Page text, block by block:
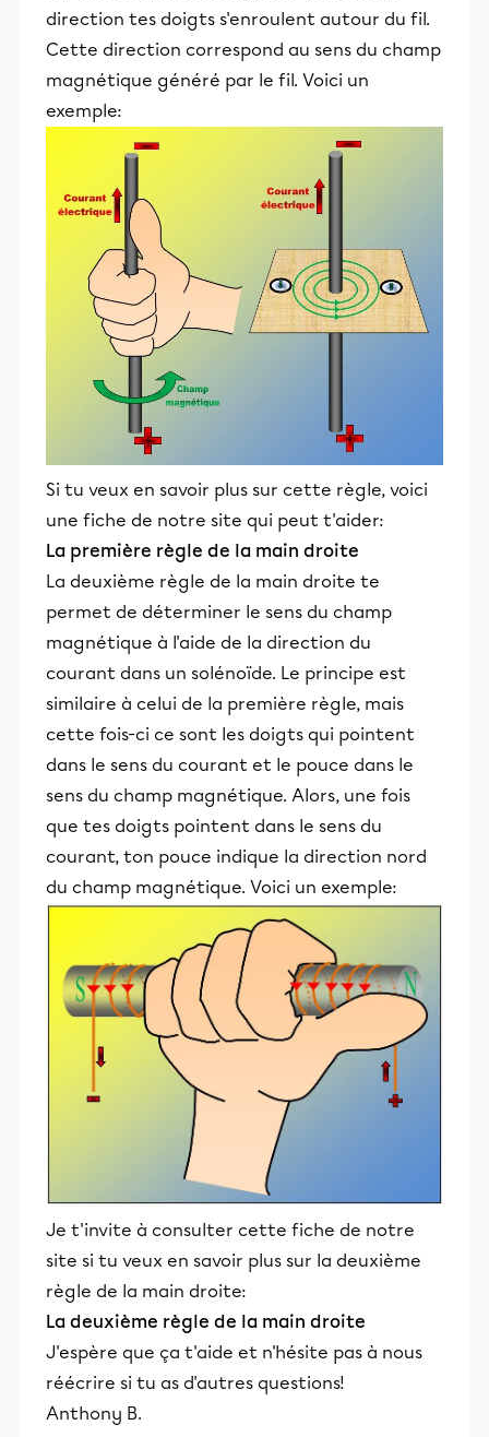
direction tes doigts s'enroulent autour du fil.
Cette direction correspond au sens du champ
magnétique généré par le fil. Voici un
exemple:
Si tu veux en savoir plus sur cette règle, voici
une fiche de notre site qui peut t'aider:
La première règle de la main droite
La deuxième règle de la main droite te
permet de déterminer le sens du champ
magnétique à l'aide de la direction du
courant dans un solénoïde. Le principe est
similaire à celui de la première règle, mais
cette fois-ci ce sont les doigts qui pointent
dans le sens du courant et le pouce dans le
sens du champ magnétique. Alors, une fois
que tes doigts pointent dans le sens du
courant, ton pouce indique la direction nord
du champ magnétique. Voici un exemple:
Je t'invite à consulter cette fiche de notre
site si tu veux en savoir plus sur la deuxième
règle de la main droite:
La deuxième règle de la main droite
J'espère que ça t'aide et n'hésite pas à nous
réécrire si tu as d'autres questions!
Anthony B.